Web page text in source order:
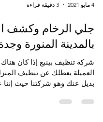
4 مايو 2021 3 دقيقة قراءة
جلي الرخام وكشف
بالمدينة المنورة
شركة تنظيف بينبع ‏إذا كان
العميلة يعطلك عن تنظيف
بديل عنك وهو شركتنا حيث إننا